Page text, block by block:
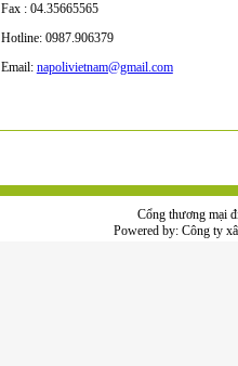
Fax : 04.35665565
Hotline: 0987.906379
Email: napolivietnam@gmail.com
Cổng thương mại
Powered by: Công ty